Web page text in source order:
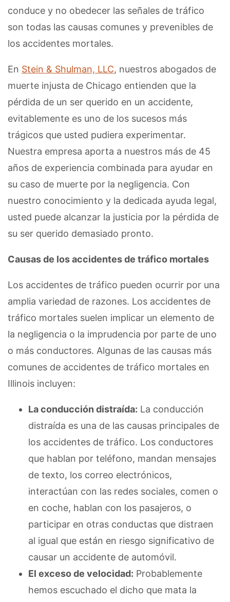
conduce y no obedecer las señales de tráfico
son todas las causas comunes y prevenibles de
los accidentes mortales.
En Stein & Shulman, LLC, nuestros abogados de
muerte injusta de Chicago entienden que la
pérdida de un ser querido en un accidente,
evitablemente es uno de los sucesos más
trágicos que usted pudiera experimentar.
Nuestra empresa aporta a nuestros más de 45
años de experiencia combinada para ayudar en
su caso de muerte por la negligencia. Con
nuestro conocimiento y la dedicada ayuda legal,
usted puede alcanzar la justicia por la pérdida de
su ser querido demasiado pronto.
Causas de los accidentes de tráfico mortales
Los accidentes de tráfico pueden ocurrir por una
amplia variedad de razones. Los accidentes de
tráfico mortales suelen implicar un elemento de
la negligencia o la imprudencia por parte de uno
o más conductores. Algunas de las causas más
comunes de accidentes de tráfico mortales en
Illinois incluyen:
La conducción distraída: La conducción
distraída es una de las causas principales de
los accidentes de tráfico. Los conductores
que hablan por teléfono, mandan mensajes
de texto, los correo electrónicos,
interactúan con las redes sociales, comen o
en coche, hablan con los pasajeros, o
participar en otras conductas que distraen
al igual que están en riesgo significativo de
causar un accidente de automóvil.
El exceso de velocidad: Probablemente
hemos escuchado el dicho que mata la